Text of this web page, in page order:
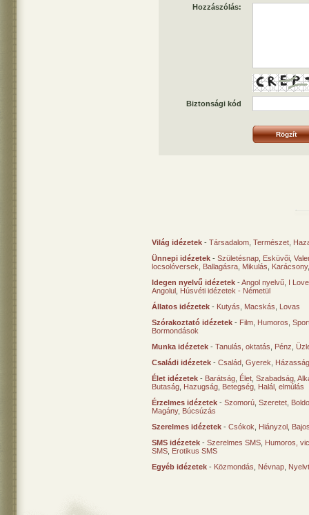
Hozzászólás:
Biztonsági kód
Világ idézetek - Társadalom Természet
Ünnepi idézetek - Születésnap Esküvői
locsolóversek
Ballagásra Mikulás Karácsony
Idegen nyelvű idézetek -Angol nyelvű I
Angolul Húsvéti idézetek - Németül
Állatos idézetek - Kutyás Macskás
Lovas
Szórakoztató idézetek - Film Humoros
Bormondások
Munka idézetek - Tanulás, oktatás Pénz
Családi idézetek - Család Gyerek
Élet idézetek - Barátság Élet Szabadság
Butaság Hazugság Betegség Halál, elmúlás
Érzelmes idézetek - Szomorú Szeretet
Magány, Búcsúzás
Szerelmes idézetek - Csókok Hiányzol
SMS idézetek - Szerelmes SMS Humoros,
SMS Erotikus SMS
Egyéb idézetek - Közmondás Névnap